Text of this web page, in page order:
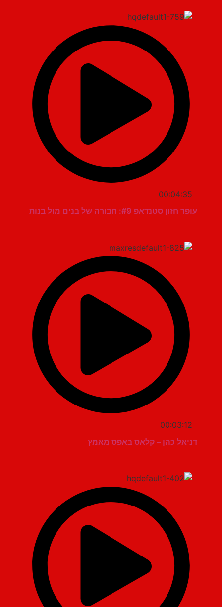
00:04:35
עופר חזון סטנדאפ #9: חבורה של בנים מול בנות
00:03:12
דניאל כהן – קלאס באפס מאמץ